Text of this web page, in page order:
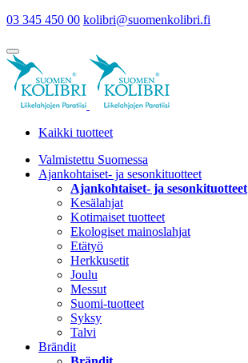
03 345 450 00 kolibri@suomenkolibri.fi
Kaikki tuotteet
Valmistettu Suomessa
Ajankohtaiset- ja sesonkituotteet
Ajankohtaiset- ja sesonkituotteet
Kesälahjat
Kotimaiset tuotteet
Ekologiset mainoslahjat
Etätyö
Herkkusetit
Joulu
Messut
Suomi-tuotteet
Syksy
Talvi
Brändit